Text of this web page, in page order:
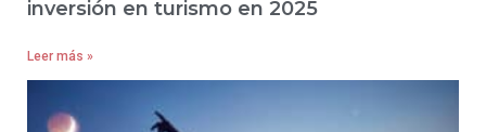
inversión en turismo en 2025
Leer más »